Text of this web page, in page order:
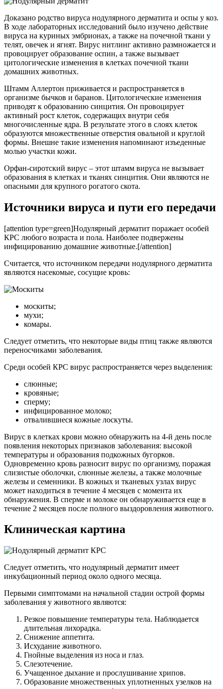
Доказано родство вируса нодулярного дерматита и оспы у коз.
В ходе лабораторных исследований было изучено действие
вируса на куриных эмбрионах, а также на почечной ткани у
телят, овечек и ягнят. Вирус нитлинг активно размножается и
провоцирует образование оспин, а также вызывает
цитологические изменения в клетках почечной ткани
домашних животных.
Штамм Аллертон приживается и распространяется в
организме бычков и баранов. Цитологические изменения
приводят к образованию синцития. Он провоцирует
активный рост клеток, содержащих внутри себя
многочисленные ядра. В результате этого в слоях клеток
образуются множественные отверстия овальной и круглой
формы. Внешне такие изменения напоминают изъеденные
молью участки кожи.
Орфан-сиротский вирус – этот штамм вируса не вызывает
образования в клетках и тканях синцития. Они являются не
опасными для крупного рогатого скота.
Источники вируса и пути его передачи
[attention type=green]Нодулярный дерматит поражает особей
КРС любого возраста и пола. Наиболее подвержены
инфицированию домашние животные.[/attention]
Считается, что источником передачи нодулярного дерматита
являются насекомые, сосущие кровь:
москиты;
мухи;
комары.
Следует отметить, что некоторые виды птиц также являются
переносчиками заболевания.
Среди особей КРС вирус распространяется через выделения:
слюнные;
кровяные;
сперму;
инфицированное молоко;
отвалившиеся кожные лоскуты.
Вирус в клетках крови можно обнаружить на 4-й день после
появления некоторых признаков заболевания: высокой
температуры и образования подкожных бугорков.
Одновременно кровь разносит вирус по организму, поражая
слизистые оболочки, слюнные железы, а также молочные
железы и семенники. В кожных и тканевых узлах вирус
может находиться в течение 4 месяцев с момента их
обнаружения. В сперме и молоке он обнаруживается еще в
течение 2 месяцев после полного выздоровления животного.
Клиническая картина
Следует отметить, что нодулярный дерматит имеет
инкубационный период около одного месяца.
Первыми симптомами на начальной стадии острой формы
заболевания у животного являются:
Резкое повышение температуры тела. Наблюдается
длительная лихорадка.
Снижение аппетита.
Исхудание животного.
Гнойные выделения из носа и глаз.
Слезотечение.
Учащенное дыхание и прослушивание хрипов.
Образование множественных уплотненных узелков на